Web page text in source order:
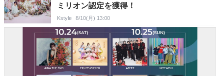
ミリオン認定を獲得！
Kstyle 8/10(月) 13:00